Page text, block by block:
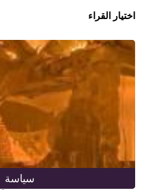
اختيار القراء
سياسة